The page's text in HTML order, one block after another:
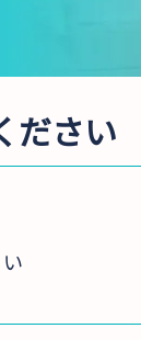
ださい